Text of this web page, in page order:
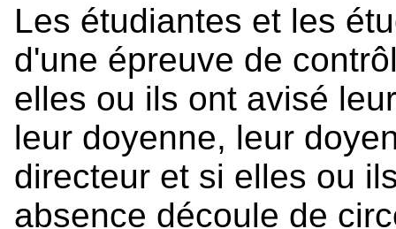
Les étudiantes et les
d'une épreuve de
elles ou ils ont avisé
leur doyenne, leur
directeur et si elles ou
absence découle de